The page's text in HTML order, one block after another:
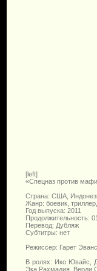
[left]
«Спецназ против
Страна: США,
Жанр: боевик,
Год выпуска: 2011
Продолжительность:
Перевод: Дубляж
Cубтитры: нет
Режиссер: Гарет Эванс
В ролях: Ико Ювайс,
Эка Рахмадия, Верди